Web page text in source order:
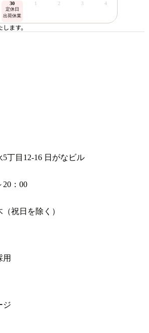
30
定休日
出荷休業
1 2 3 4
ます。
丁目12-16 日がなビル
20：00
祝日を除く）
用
ジ